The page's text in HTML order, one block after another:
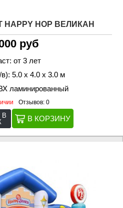
HOP ВЕЛИКАН
руб
от 3 лет
5.0 х 4.0 х 3.0 м
ламинированный
Отзывов: 0
В